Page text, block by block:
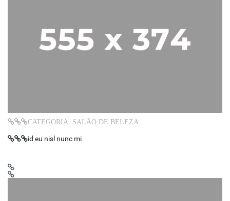
CATEGORIA: SALÃO DE BELEZA
id eu nisl nunc mi